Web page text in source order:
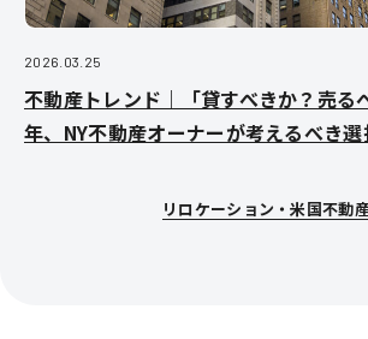
2026.03.25
不動産トレンド｜「貸すべきか？売る
年、NY不動産オーナーが考えるべき選
リロケーション・米国不動